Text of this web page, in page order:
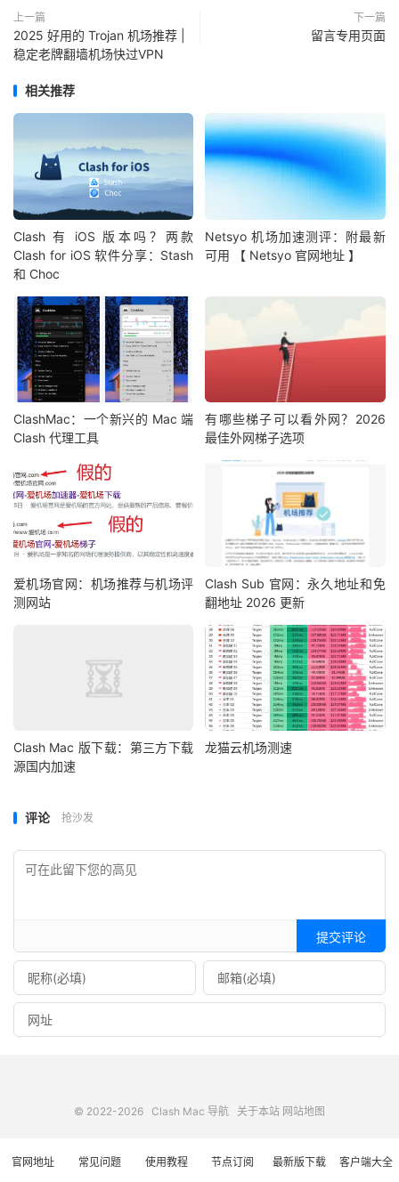
上一篇
2025 好用的 Trojan 机场推荐 |
稳定老牌翻墙机场快过VPN
下一篇
留言专用页面
相关推荐
Clash 有 iOS 版本吗？两款
Clash for iOS 软件分享：Stash
和 Choc
Netsyo 机场加速测评：附最新
可用 【 Netsyo 官网地址 】
ClashMac：一个新兴的 Mac 端
Clash 代理工具
有哪些梯子可以看外网？2026
最佳外网梯子选项
爱机场官网：机场推荐与机场评
测网站
Clash Sub 官网：永久地址和免
翻地址 2026 更新
Clash Mac 版下载：第三方下载
源国内加速
龙猫云机场测速
评论 抢沙发
提交评论
© 2022-2026 Clash Mac 导航 关于本站 网站地图
官网地址 常见问题 使用教程 节点订阅 最新版下载 客户端大全